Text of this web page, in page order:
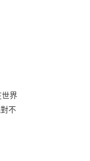
世界
不